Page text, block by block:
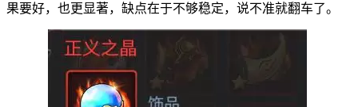
果要好，也更显著，缺点在于不够稳定，说不准就翻车了。